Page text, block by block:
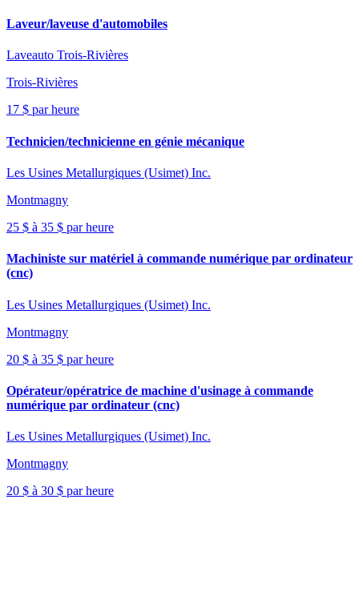
Laveur/laveuse d'automobiles
Laveauto Trois-Rivières
Trois-Rivières
17 $ par heure
Technicien/technicienne en génie mécanique
Les Usines Metallurgiques (Usimet) Inc.
Montmagny
25 $ à 35 $ par heure
Machiniste sur matériel à commande numérique par ordinateur
(cnc)
Les Usines Metallurgiques (Usimet) Inc.
Montmagny
20 $ à 35 $ par heure
Opérateur/opératrice de machine d'usinage à commande
numérique par ordinateur (cnc)
Les Usines Metallurgiques (Usimet) Inc.
Montmagny
20 $ à 30 $ par heure